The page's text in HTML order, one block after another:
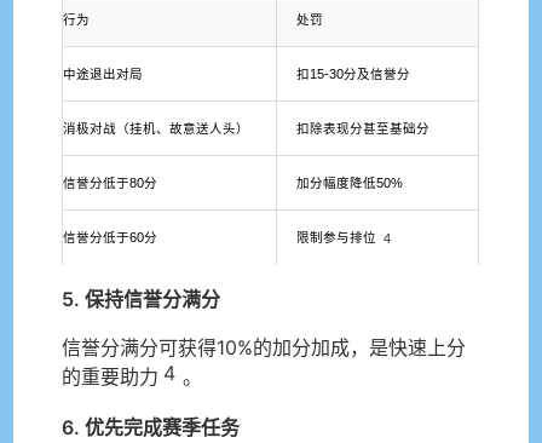
行为 处罚
中途退出对局 扣15-30分及信誉分
消极对战（挂机、故意送人头） 扣除表现分甚至基础分
信誉分低于80分 加分幅度降低50%
信誉分低于60分 限制参与排位 4
5. 保持信誉分满分
信誉分满分可获得10%的加分加成，是快速上分
的重要助力 4 。
6. 优先完成赛季任务